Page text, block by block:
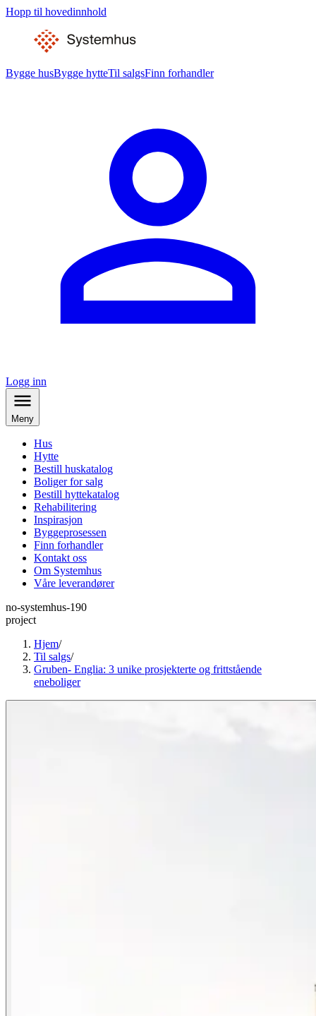
Hopp til hovedinnhold
Bygge husBygge hytteTil salgsFinn forhandler
Logg inn
Meny
Hus
Hytte
Bestill huskatalog
Boliger for salg
Bestill hyttekatalog
Rehabilitering
Inspirasjon
Byggeprosessen
Finn forhandler
Kontakt oss
Om Systemhus
Våre leverandører
no-systemhus-190
project
Hjem/
Til salgs/
Gruben- Englia: 3 unike prosjekterte og frittstående
eneboliger